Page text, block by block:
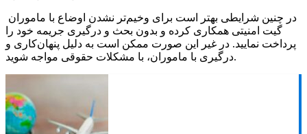
گیت امنیتی همکاری کرده و بدون بحث و درگیری جریمه خود را
پرداخت نمایید. در غیر این صورت ممکن است به دلیل پنهان‌کاری و
درگیری با ماموران، با مشکلات حقوقی مواجه شوید.